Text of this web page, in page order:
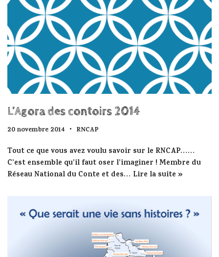
L’Agora des contoirs 2014
20 novembre 2014 RNCAP
Tout ce que vous avez voulu savoir sur le RNCAP……
C’est ensemble qu’il faut oser l’imaginer ! Membre du
Réseau National du Conte et des… Lire la suite »